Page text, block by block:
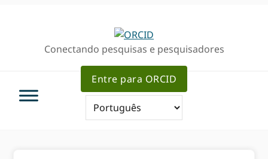
navegaçãoConectando pesquisas e pesquisadores
Entre para ORCID